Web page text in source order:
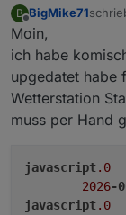
B
Offline
BigMike71
Moin,
ich habe
upgedatet habe
Wetterstation
muss per Hand
javascript.0
2026-
javascript.0